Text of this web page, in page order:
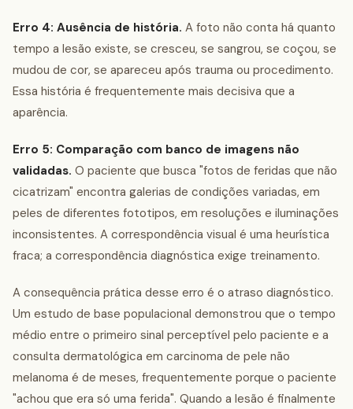
Erro 4: Ausência de história. A foto não conta há quanto
tempo a lesão existe, se cresceu, se sangrou, se coçou, se
mudou de cor, se apareceu após trauma ou procedimento.
Essa história é frequentemente mais decisiva que a
aparência.
Erro 5: Comparação com banco de imagens não
validadas. O paciente que busca "fotos de feridas que não
cicatrizam" encontra galerias de condições variadas, em
peles de diferentes fototipos, em resoluções e iluminações
inconsistentes. A correspondência visual é uma heurística
fraca; a correspondência diagnóstica exige treinamento.
A consequência prática desse erro é o atraso diagnóstico.
Um estudo de base populacional demonstrou que o tempo
médio entre o primeiro sinal perceptível pelo paciente e a
consulta dermatológica em carcinoma de pele não
melanoma é de meses, frequentemente porque o paciente
"achou que era só uma ferida". Quando a lesão é finalmente